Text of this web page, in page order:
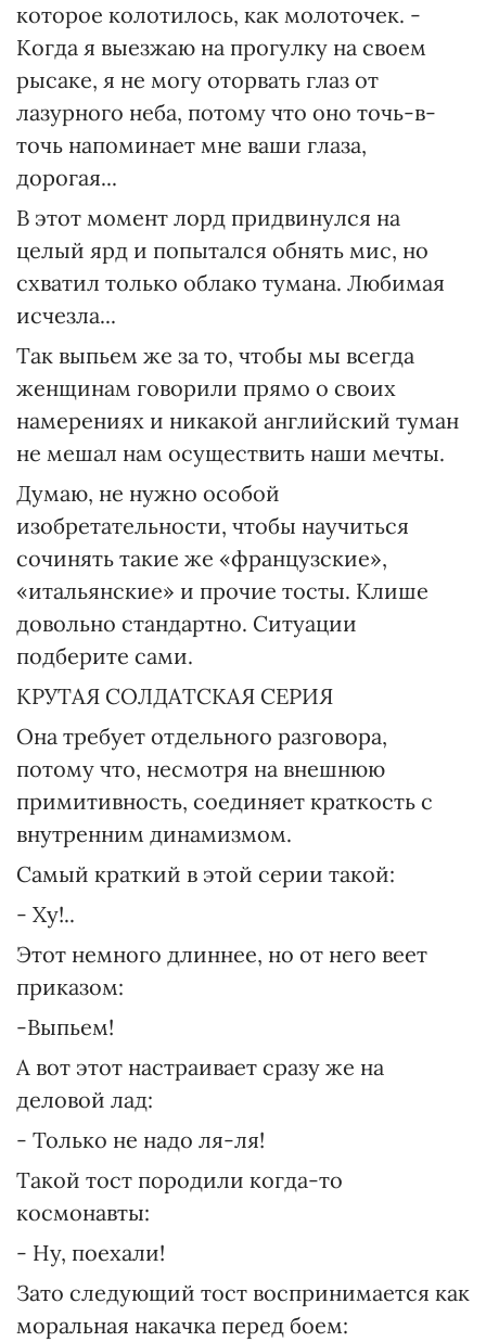
которое колотилось, как молоточек. -
Когда я выезжаю на прогулку на своем
рысаке, я не могу оторвать глаз от
лазурного неба, потому что оно точь-в-
точь напоминает мне ваши глаза,
дорогая...
В этот момент лорд придвинулся на
целый ярд и попытался обнять мис, но
схватил только облако тумана. Любимая
исчезла...
Так выпьем же за то, чтобы мы всегда
женщинам говорили прямо о своих
намерениях и никакой английский туман
не мешал нам осуществить наши мечты.
Думаю, не нужно особой
изобретательности, чтобы научиться
сочинять такие же «французские»,
«итальянские» и прочие тосты. Клише
довольно стандартно. Ситуации
подберите сами.
КРУТАЯ СОЛДАТСКАЯ СЕРИЯ
Она требует отдельного разговора,
потому что, несмотря на внешнюю
примитивность, соединяет краткость с
внутренним динамизмом.
Самый краткий в этой серии такой:
- Ху!..
Этот немного длиннее, но от него веет
приказом:
-Выпьем!
А вот этот настраивает сразу же на
деловой лад:
- Только не надо ля-ля!
Такой тост породили когда-то
космонавты:
- Ну, поехали!
Зато следующий тост воспринимается как
моральная накачка перед боем: